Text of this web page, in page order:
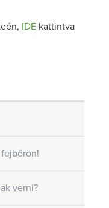
IDE kattintva
verni?